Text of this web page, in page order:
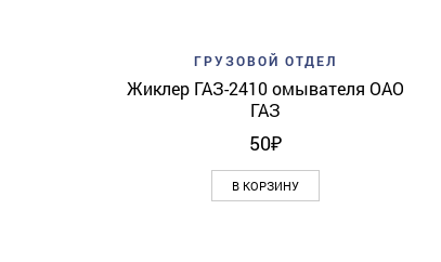
Add to wishlist Quick View
ГРУЗОВОЙ ОТДЕЛ
Жиклер ГАЗ-2410 омывателя ОАО
ГАЗ
50₽
В КОРЗИНУ